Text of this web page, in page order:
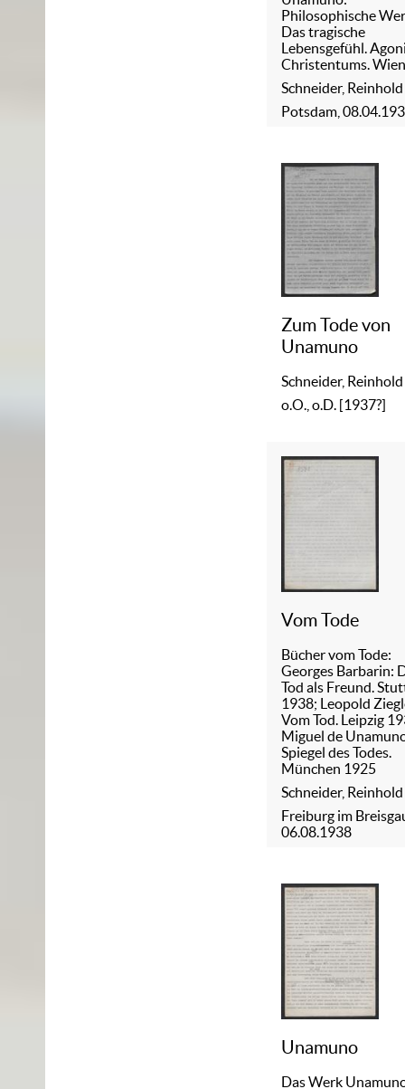
Philosophische
Das tragische
Lebensgefühl.
Christentums.
Schneider, Reinhold
Potsdam,
Zum Tode von
Unamuno
Schneider, Reinhold
o.O., o.D. [1937?]
Vom Tode
Bücher vom Tode:
Georges Barbarin:
Tod als Freund.
1938; Leopold
Vom Tod. Leipzig
Miguel de
Spiegel des Todes.
München 1925
Schneider, Reinhold
Freiburg im
06.08.1938
Unamuno
Das Werk